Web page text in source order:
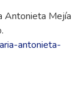
Antonieta Mejía
antonieta-